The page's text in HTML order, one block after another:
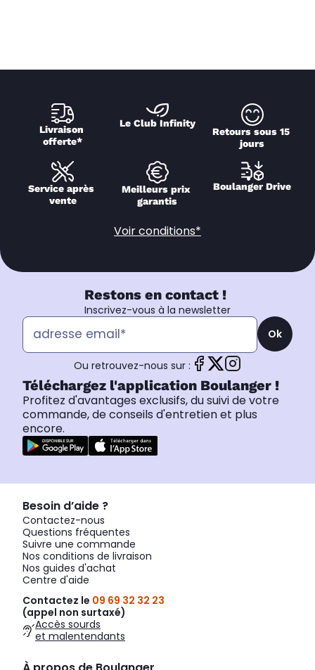
Livraison
offerte*
Le Club Infinity
Retours sous 15
jours
Service après
vente
Meilleurs prix
garantis
Boulanger Drive
Voir conditions*
Restons en contact !
Inscrivez-vous à la newsletter
Ok
Ou retrouvez-nous sur :
Téléchargez l'application Boulanger !
Profitez d'avantages exclusifs, du suivi de votre
commande, de conseils d'entretien et plus
encore.
Besoin d’aide ?
Contactez-nous
Questions fréquentes
Suivre une commande
Nos conditions de livraison
Nos guides d'achat
Centre d'aide
Contactez le 09 69 32 32 23
(appel non surtaxé)
Accès sourds
et malentendants